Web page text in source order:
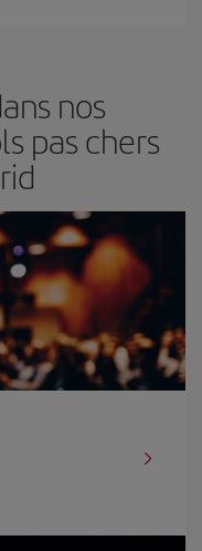
nos
pas chers